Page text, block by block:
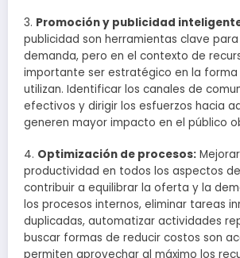
3. Promoción y publicidad
publicidad son herramientas clave
demanda, pero en el contexto de
importante ser estratégico en la forma
utilizan. Identificar los canales de
efectivos y dirigir los esfuerzos hacia
generen mayor impacto en el público
4. Optimización de procesos:
productividad en todos los aspectos
contribuir a equilibrar la oferta y la
los procesos internos, eliminar tareas
duplicadas, automatizar actividades
buscar formas de reducir costos son
permiten aprovechar al máximo los